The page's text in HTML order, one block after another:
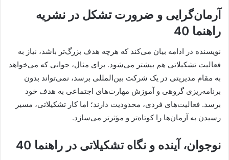
آرمان‌گرایی و ضرورت تشکل در نشریه
راهنما 40
نویسنده در ادامه بیان می‌کند که هرچه هدف بزرگ‌تر باشد، نیاز به
فعالیت تشکیلاتی هم بیشتر می‌شود. برای مثال، جوانی که می‌خواهد
به مقام مدیریتی در یک شرکت بین‌المللی برسد، نمی‌تواند بدون
برنامه‌ریزی گروهی و آموزش مهارت‌های اجتماعی به هدف خود
برسد. فعالیت‌های فردی، محدودیت دارند؛ اما کار تشکیلاتی، مسیر
رسیدن به آرمان‌ها را کوتاه‌تر و مؤثرتر می‌سازد.
نوجوان، آینده و نگاه تشکیلاتی در راهنما 40